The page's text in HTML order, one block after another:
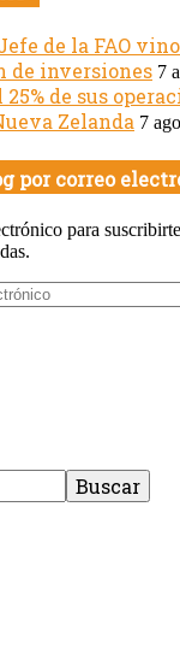
de la FAO
de inversiones 7
de sus
Zelanda 7
por correo
para